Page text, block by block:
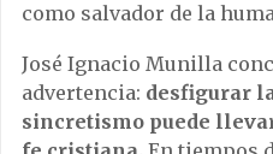
como salvador de la
José Ignacio Munilla
advertencia: desfigurar
sincretismo puede